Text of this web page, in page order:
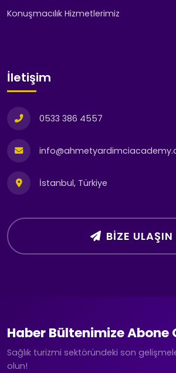
Konuşmacılık Hizmetlerimiz
İletişim
0533 386 4557
İstanbul, Türkiye
BIZE ULAŞIN
Haber Bültenimize Abone
Sağlık turizmi sektöründeki son
olun!